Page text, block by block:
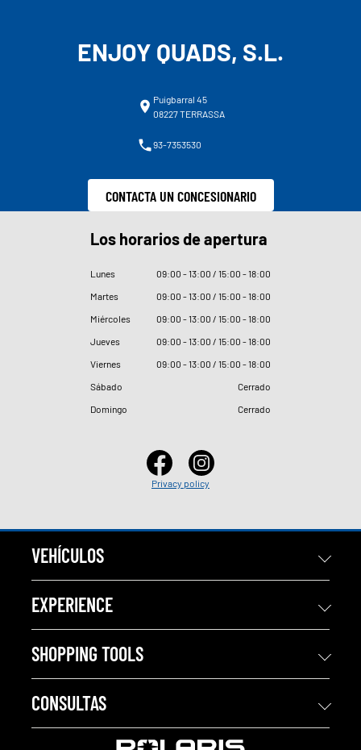
ENJOY QUADS, S.L.
Puigbarral 45
08227 TERRASSA
93-7353530
CONTACTA UN CONCESIONARIO
Los horarios de apertura
Lunes 09:00 - 13:00 / 15:00 - 18:00
Martes
09:00 - 13:00 / 15:00 - 18:00
Miércoles
09:00 - 13:00 / 15:00 - 18:00
Jueves
09:00 - 13:00 / 15:00 - 18:00
Viernes
09:00 - 13:00 / 15:00 - 18:00
Sábado
Cerrado
Domingo
Cerrado
Privacy policy
VEHÍCULOS
EXPERIENCE
SHOPPING TOOLS
CONSULTAS